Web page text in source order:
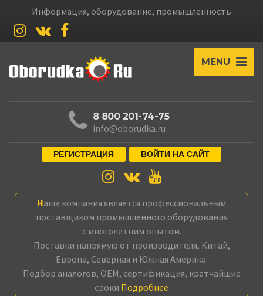
Информация, оборудование, промышленность
MENU
8 800 201-74-75
info@oborudka.ru
РЕГИСТРАЦИЯ ВОЙТИ НА САЙТ
Наша компания является профессиональным
поставщиком промышленного оборудования
с многолетним опытом.
Поставки напрямую от производителя, Китай,
Европа, Северная и Южная Америка.
Подбор аналогов, OEM, сертификация, кратчайшие
сроки.Подробнее